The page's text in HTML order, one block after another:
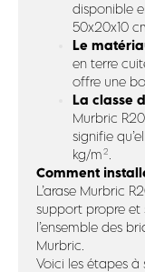
disponible
50x20x10
Le
en terre
offre une
La classe
Murbric
signifie
kg/m².
Comment
L’arase Murbric
support propre et
l’ensemble des
Murbric.
Voici les étapes à